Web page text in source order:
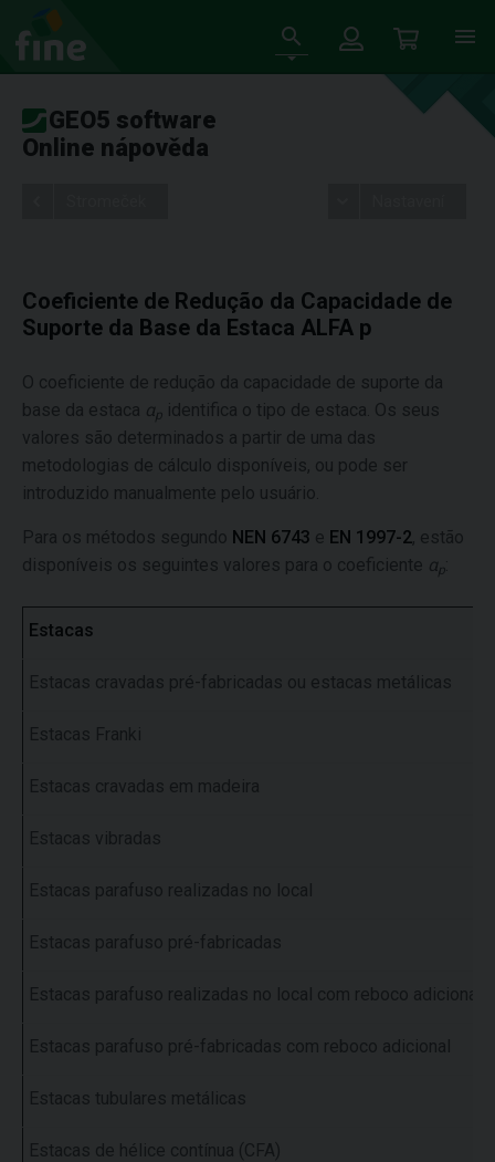
GEO5 software
Online nápověda
Coeficiente de Redução da Capacidade de
Suporte da Base da Estaca ALFA p
O coeficiente de redução da capacidade de suporte da
base da estaca αp identifica o tipo de estaca. Os seus
valores são determinados a partir de uma das
metodologias de cálculo disponíveis, ou pode ser
introduzido manualmente pelo usuário.
Para os métodos segundo NEN 6743 e EN 1997-2, estão
disponíveis os seguintes valores para o coeficiente αp
Estacas
Estacas cravadas pré-fabricadas ou estacas metálicas
Estacas Franki
Estacas cravadas em madeira
Estacas vibradas
Estacas parafuso realizadas no local
Estacas parafuso pré-fabricadas
Estacas parafuso realizadas no local com reboco adicional
Estacas parafuso pré-fabricadas com reboco adicional
Estacas tubulares metálicas
Estacas de hélice contínua (CFA)